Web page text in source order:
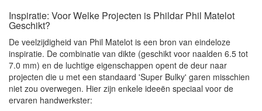
Inspiratie: Voor Welke Projecten is Phildar Phil Matelot
Geschikt?
De veelzijdigheid van Phil Matelot is een bron van eindeloze
inspiratie. De combinatie van dikte (geschikt voor naalden 6.5 tot
7.0 mm) en de luchtige eigenschappen opent de deur naar
projecten die u met een standaard 'Super Bulky' garen misschien
niet zou overwegen. Hier zijn enkele ideeën speciaal voor de
ervaren handwerkster: